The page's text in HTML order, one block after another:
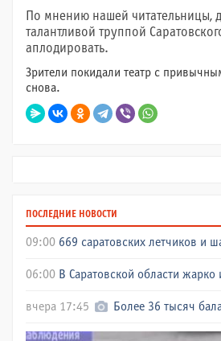
По мнению нашей
талантливой труппой
аплодировать.
Зрители покидали театр с
снова.
ПОСЛЕДНИЕ НОВОСТИ
09:00 669 саратовских летчиков и
06:00 В Саратовской области жарко
вчера 17:45 Более 36 тысяч